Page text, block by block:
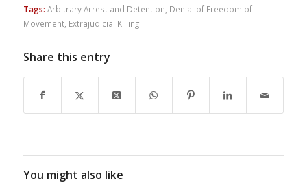
Tags: Arbitrary Arrest and Detention Denial of Freedom of
Movement, Extrajudicial Killing
Share this entry
You might also like